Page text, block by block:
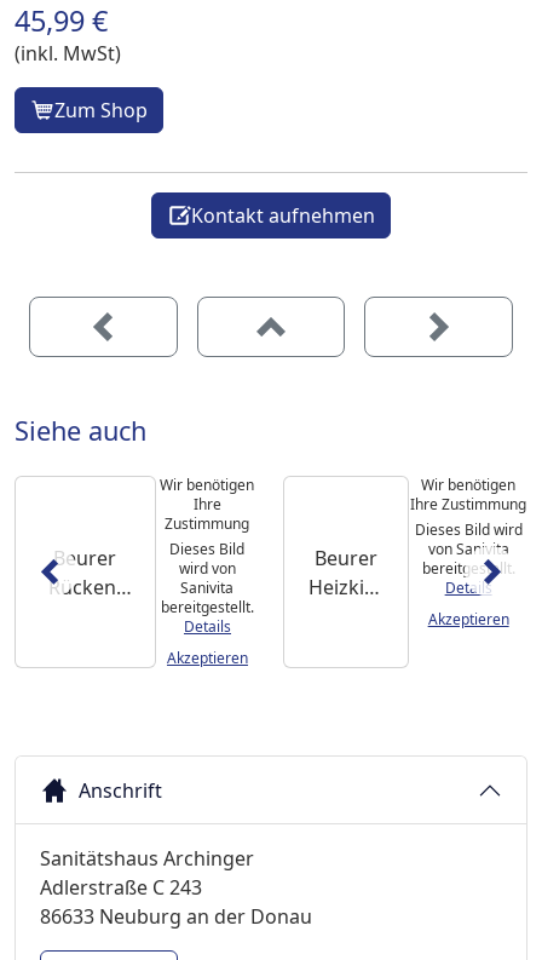
45,99 €
(inkl. MwSt)
Zum Shop
Kontakt aufnehmen
Siehe auch
Beurer
Rücken-
HK 58
Wir benötigen
Ihre
Zustimmung
Dieses Bild
wird von
Sanivita
bereitgestellt.
Details
Akzeptieren
Beurer
Heizkiss
XXL
Wir benötigen
Ihre Zustimmung
Dieses Bild wird
von Sanivita
bereitgestellt.
Details
Akzeptieren
Anschrift
Sanitätshaus Archinger
Adlerstraße C 243
86633 Neuburg an der Donau